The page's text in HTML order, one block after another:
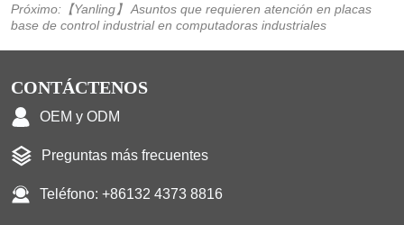
Próximo: 【Yanling】 Asuntos que requieren atención en placas
base de control industrial en computadoras industriales
CONTÁCTENOS
OEM y ODM
Preguntas más frecuentes
Teléfono: +86132 4373 8816